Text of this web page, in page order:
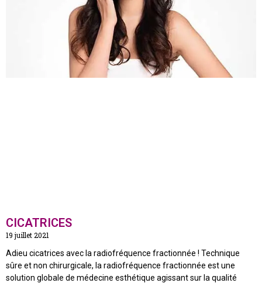
CICATRICES
19 juillet 2021
Adieu cicatrices avec la radiofréquence fractionnée ! Technique
sûre et non chirurgicale, la radiofréquence fractionnée est une
solution globale de médecine esthétique agissant sur la qualité